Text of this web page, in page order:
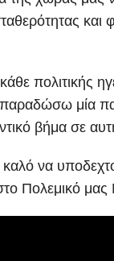
και
πολιτικής
μία
βήμα σε
να
Πολεμικό